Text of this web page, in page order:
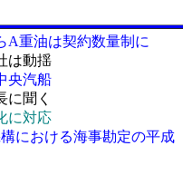
A重油は契約数量制に
は動揺
央汽船
に聞く
に対応
における海事勘定の平成